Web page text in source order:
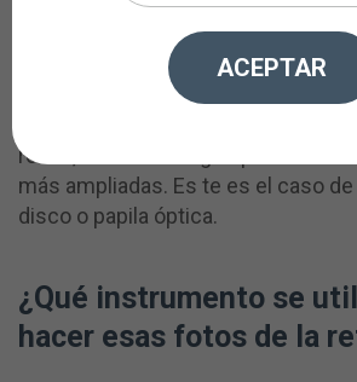
¿Qué es la retinografía?
retina, tanto en imagen panorámica
más ampliadas. Es te es el caso de
disco o papila óptica.
¿Qué instrumento se
hacer esas fotos de la
ACEPTAR